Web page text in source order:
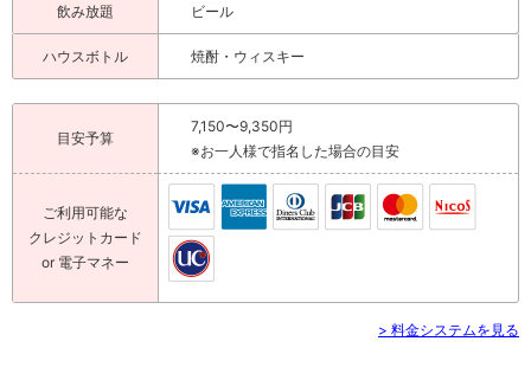
飲み放題 ビール
ハウスボトル 焼酎・ウィスキー
目安予算
7,150〜9,350円
※お一人様で指名した場合の目安
ご利用可能な
クレジットカード
or 電子マネー
> 料金システムを見る